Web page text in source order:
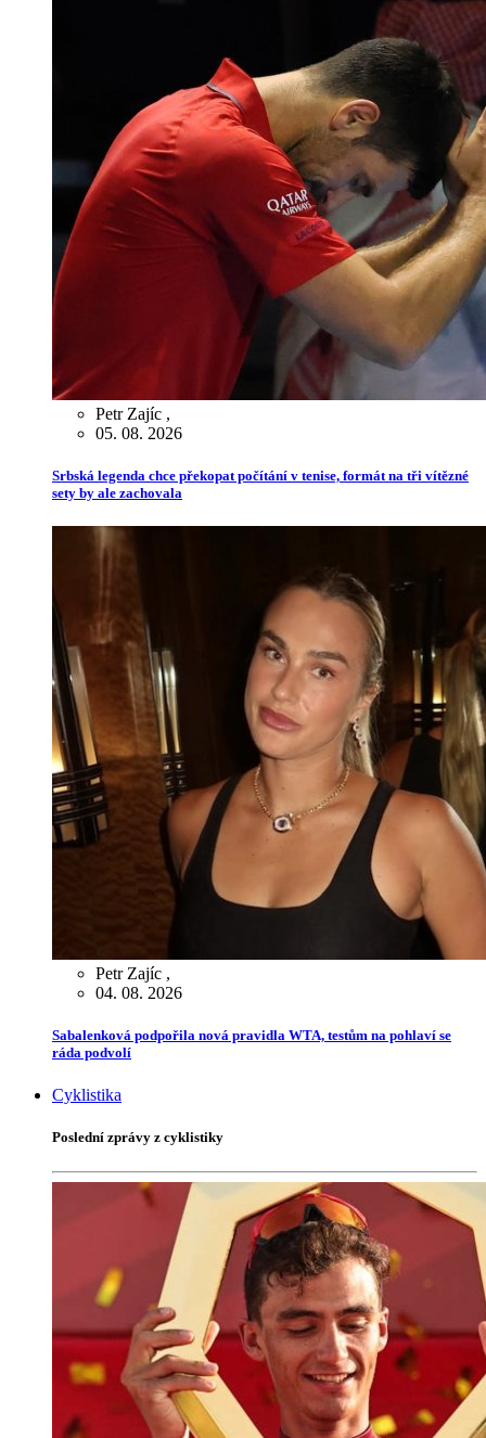
Petr Zajíc ,
05. 08. 2026
Srbská legenda chce překopat počítání v tenise, formát na tři vítězné
sety by ale zachovala
Petr Zajíc ,
04. 08. 2026
Sabalenková podpořila nová pravidla WTA, testům na pohlaví se
ráda podvolí
Cyklistika
Poslední zprávy z cyklistiky